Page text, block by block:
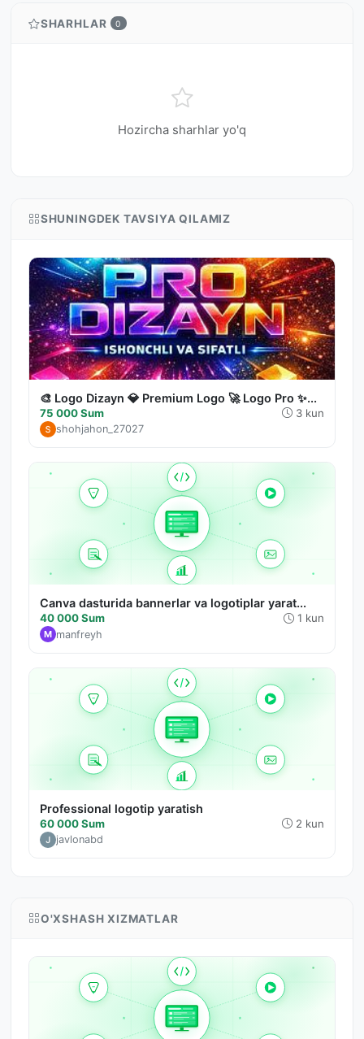
SHARHLAR 0
Hozircha sharhlar yo'q
SHUNINGDEK TAVSIYA QILAMIZ
🎨 Logo Dizayn 💎 Premium Logo 🚀 Logo Pro ✨...
75 000 Sum 3 kun
shohjahon_27027
Canva dasturida bannerlar va logotiplar yarat...
40 000 Sum 1 kun
M manfreyh
Professional logotip yaratish
60 000 Sum 2 kun
javlonabd
O'XSHASH XIZMATLAR